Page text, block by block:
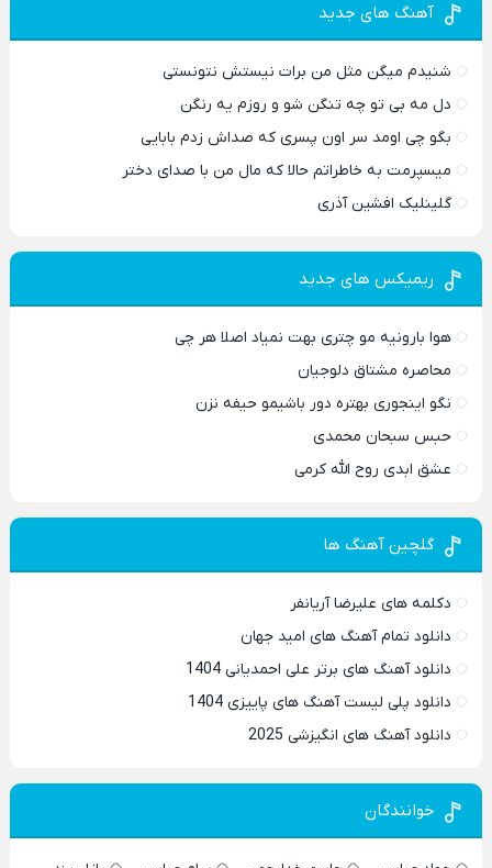
آهنگ های جدید
شنیدم میگن مثل من برات نیستش نتونستی
دل مه بی تو چه تنگن شو و روزم یه رنگن
بگو چی اومد سر اون پسری که صداش زدم بابایی
میسپرمت به خاطراتم حالا که مال من با صدای دختر
گلینلیک افشین آذری
ریمیکس های جدید
هوا بارونیه مو چتری بهت نمیاد اصلا هر چی
محاصره مشتاق دلوجیان
نگو اینجوری بهتره دور باشیمو حیفه نزن
حبس سبحان محمدی
عشق ابدی روح الله کرمی
گلچین آهنگ ها
دکلمه های علیرضا آریانفر
دانلود تمام آهنگ های امید جهان
دانلود آهنگ های برتر علی احمدیانی 1404
دانلود پلی لیست آهنگ های پاییزی 1404
دانلود آهنگ های انگیزشی 2025
خوانندگان